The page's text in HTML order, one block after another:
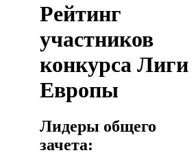
Рейтинг
участников
конкурса Лиги
Европы
Лидеры общего
зачета: